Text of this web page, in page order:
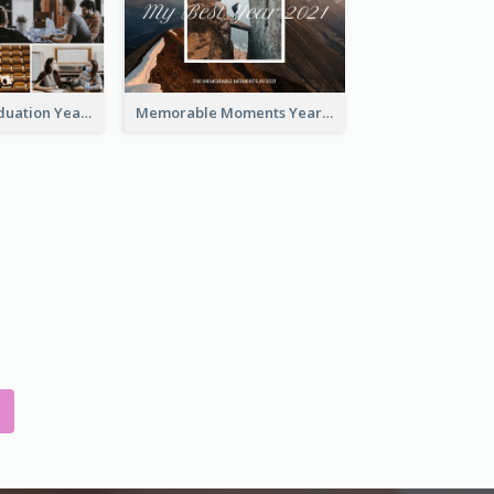
University Graduation Yearbook Photo Book Memorable Moments Yearbook Photo Book